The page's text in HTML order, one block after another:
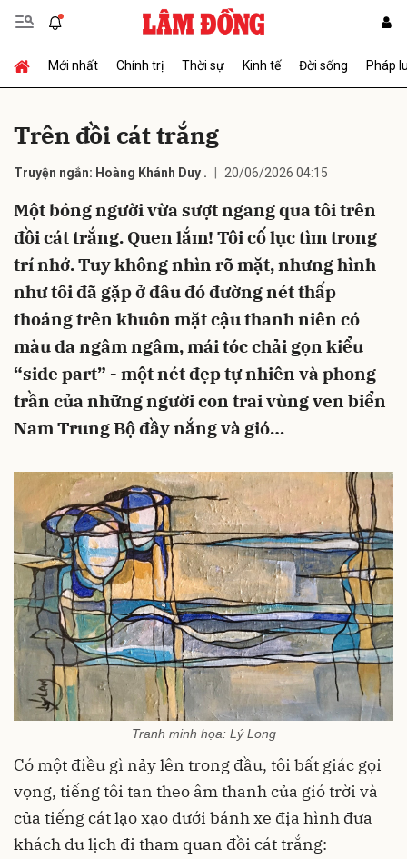
Mới nhất Chính trị Thời sự Kinh tế Đời sống Pháp
Trên đồi cát trắng
Truyện ngắn: Hoàng Khánh Duy . 20/06/2026 04:15
Một bóng người vừa sượt ngang qua tôi trên
đồi cát trắng. Quen lắm! Tôi cố lục tìm trong
trí nhớ. Tuy không nhìn rõ mặt, nhưng hình
như tôi đã gặp ở đâu đó đường nét thấp
thoáng trên khuôn mặt cậu thanh niên có
màu da ngâm ngâm, mái tóc chải gọn kiểu
“side part” - một nét đẹp tự nhiên và phong
trần của những người con trai vùng ven biển
Nam Trung Bộ đầy nắng và gió…
Tranh minh họa: Lý Long
Có một điều gì nảy lên trong đầu, tôi bất giác gọi
vọng, tiếng tôi tan theo âm thanh của gió trời và
của tiếng cát lạo xạo dưới bánh xe địa hình đưa
khách du lịch đi tham quan đồi cát trắng:
Gửi bình luận
Hủy Gửi